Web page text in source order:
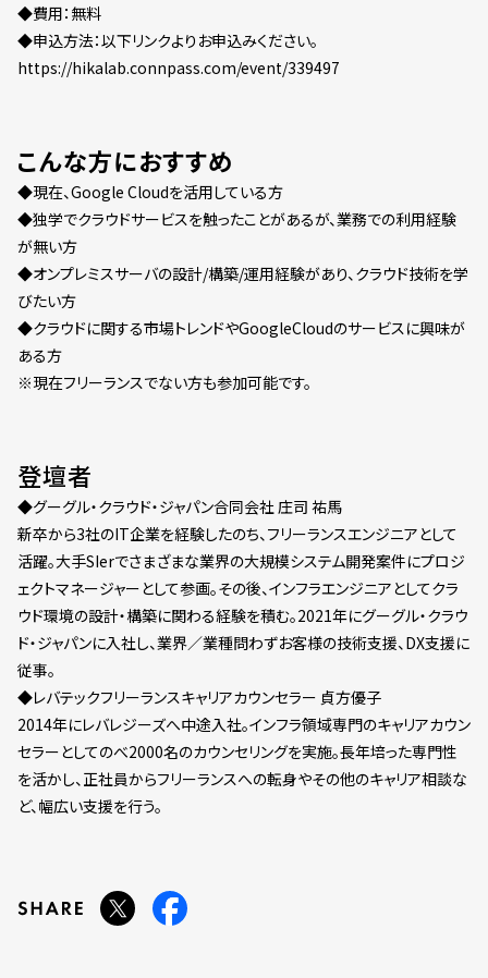
◆費用：無料
◆申込方法：以下リンクよりお申込みください。
https://hikalab.connpass.com/event/339497
こんな方におすすめ
◆現在、Google Cloudを活用している方
◆独学でクラウドサービスを触ったことがあるが、業務での利用経験
が無い方
◆オンプレミスサーバの設計/構築/運用経験があり、クラウド技術を学
びたい方
◆クラウドに関する市場トレンドやGoogleCloudのサービスに興味が
ある方
※現在フリーランスでない方も参加可能です。
登壇者
◆グーグル・クラウド・ジャパン合同会社 庄司 祐馬
新卒から3社のIT企業を経験したのち、フリーランスエンジニアとして
活躍。大手SIerでさまざまな業界の大規模システム開発案件にプロジ
ェクトマネージャーとして参画。その後、インフラエンジニアとしてクラ
ウド環境の設計・構築に関わる経験を積む。2021年にグーグル・クラウ
ド・ジャパンに入社し、業界／業種問わずお客様の技術支援、DX支援に
従事。
◆レバテックフリーランスキャリアカウンセラー 貞方優子
2014年にレバレジーズへ中途入社。インフラ領域専門のキャリアカウン
セラーとしてのべ2000名のカウンセリングを実施。長年培った専門性
を活かし、正社員からフリーランスへの転身やその他のキャリア相談な
ど、幅広い支援を行う。